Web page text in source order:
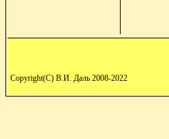
Copyright(C) В.И. Даль 2008-2022